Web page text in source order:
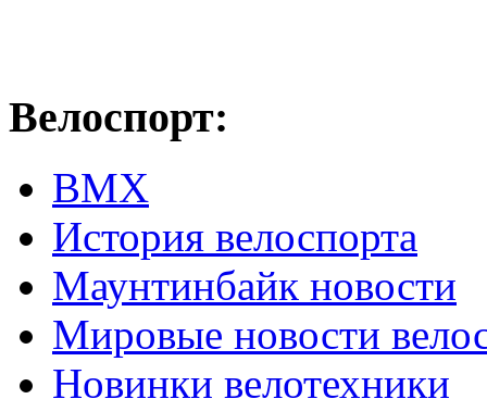
Велоспорт:
ВМХ
История велоспорта
Маунтинбайк новости
Мировые новости
Новинки велотехники